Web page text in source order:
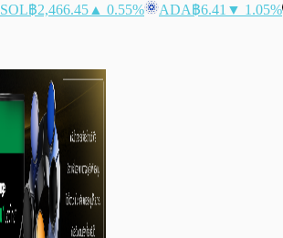
SOL฿2,466.45 ▲ 0.55% ADA฿6.41 ▼ 1.05%